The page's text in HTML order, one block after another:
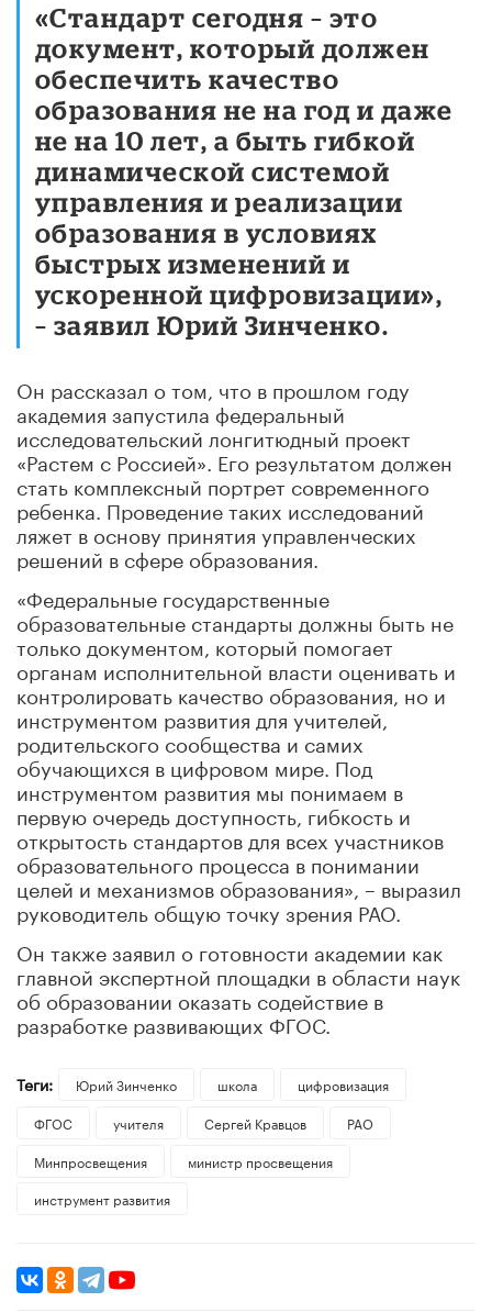
«Стандарт сегодня – это
документ, который должен
обеспечить качество
образования не на год и даже
не на 10 лет, а быть гибкой
динамической системой
управления и реализации
образования в условиях
быстрых изменений и
ускоренной цифровизации»,
– заявил Юрий Зинченко.
Он рассказал о том, что в прошлом году
академия запустила федеральный
исследовательский лонгитюдный проект
«Растем с Россией». Его результатом должен
стать комплексный портрет современного
ребенка. Проведение таких исследований
ляжет в основу принятия управленческих
решений в сфере образования.
«Федеральные государственные
образовательные стандарты должны быть не
только документом, который помогает
органам исполнительной власти оценивать и
контролировать качество образования, но и
инструментом развития для учителей,
родительского сообщества и самих
обучающихся в цифровом мире. Под
инструментом развития мы понимаем в
первую очередь доступность, гибкость и
открытость стандартов для всех участников
образовательного процесса в понимании
целей и механизмов образования», – выразил
руководитель общую точку зрения РАО.
Он также заявил о готовности академии как
главной экспертной площадки в области наук
об образовании оказать содействие в
разработке развивающих ФГОС.
Теги: Юрий Зинченко школа
цифровизация
ФГОС
учителя Сергей Кравцов
РАО
Минпросвещения
министр просвещения
инструмент развития